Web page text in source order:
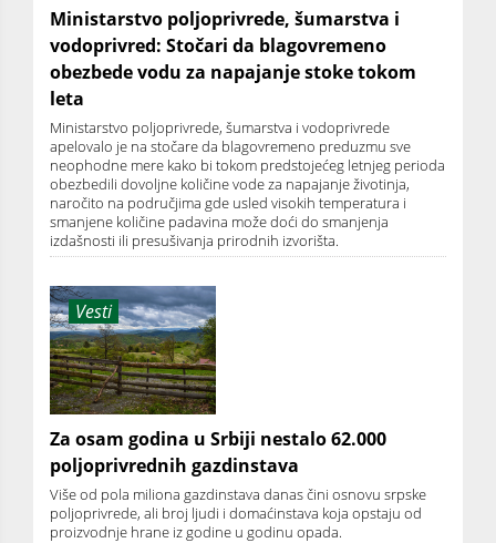
Ministarstvo poljoprivrede, šumarstva i
vodoprivred: Stočari da blagovremeno
obezbede vodu za napajanje stoke tokom
leta
Ministarstvo poljoprivrede, šumarstva i vodoprivrede
apelovalo je na stočare da blagovremeno preduzmu sve
neophodne mere kako bi tokom predstojećeg letnjeg perioda
obezbedili dovoljne količine vode za napajanje životinja,
naročito na područjima gde usled visokih temperatura i
smanjene količine padavina može doći do smanjenja
izdašnosti ili presušivanja prirodnih izvorišta.
Vesti
Za osam godina u Srbiji nestalo 62.000
poljoprivrednih gazdinstava
Više od pola miliona gazdinstava danas čini osnovu srpske
poljoprivrede, ali broj ljudi i domaćinstava koja opstaju od
proizvodnje hrane iz godine u godinu opada.